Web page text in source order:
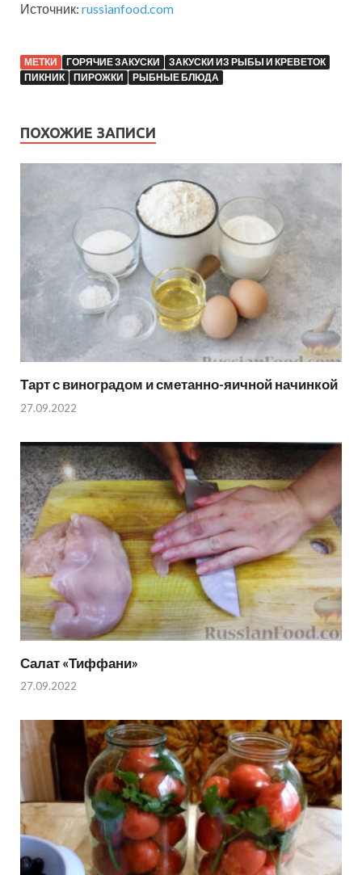
Источник: russianfood.com
МЕТКИ ГОРЯЧИЕ ЗАКУСКИ
ЗАКУСКИ ИЗ РЫБЫ И КРЕВЕТОК
ПИКНИК
ПИРОЖКИ РЫБНЫЕ БЛЮДА
ПОХОЖИЕ ЗАПИСИ
Тарт с виноградом и сметанно-яичной начинкой
27.09.2022
Салат «Тиффани»
27.09.2022